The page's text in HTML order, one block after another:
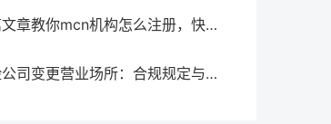
一篇文章教你mcn机构怎么注册，快来get！
保险公司变更营业场所：合规规定与操作指南！